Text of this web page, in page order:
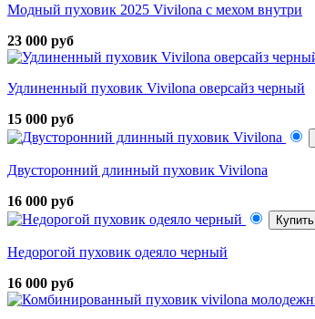
Модный пуховик 2025 Vivilona с мехом внутри
23 000 руб
Удлиненный пуховик Vivilona оверсайз черный
15 000 руб
Двусторонний длинный пуховик Vivilona
16 000 руб
Купить
Недорогой пуховик одеяло черный
16 000 руб